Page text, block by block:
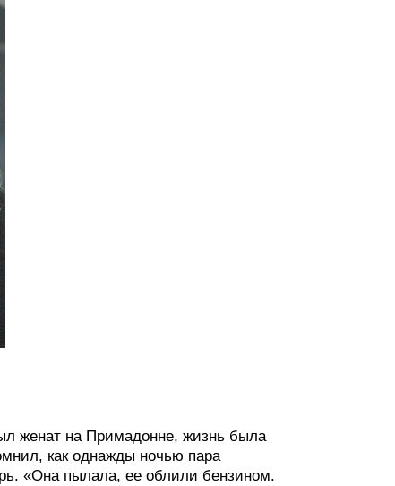
женат на Примадонне, жизнь была
как однажды ночью пара
«Она пылала, ее облили бензином.